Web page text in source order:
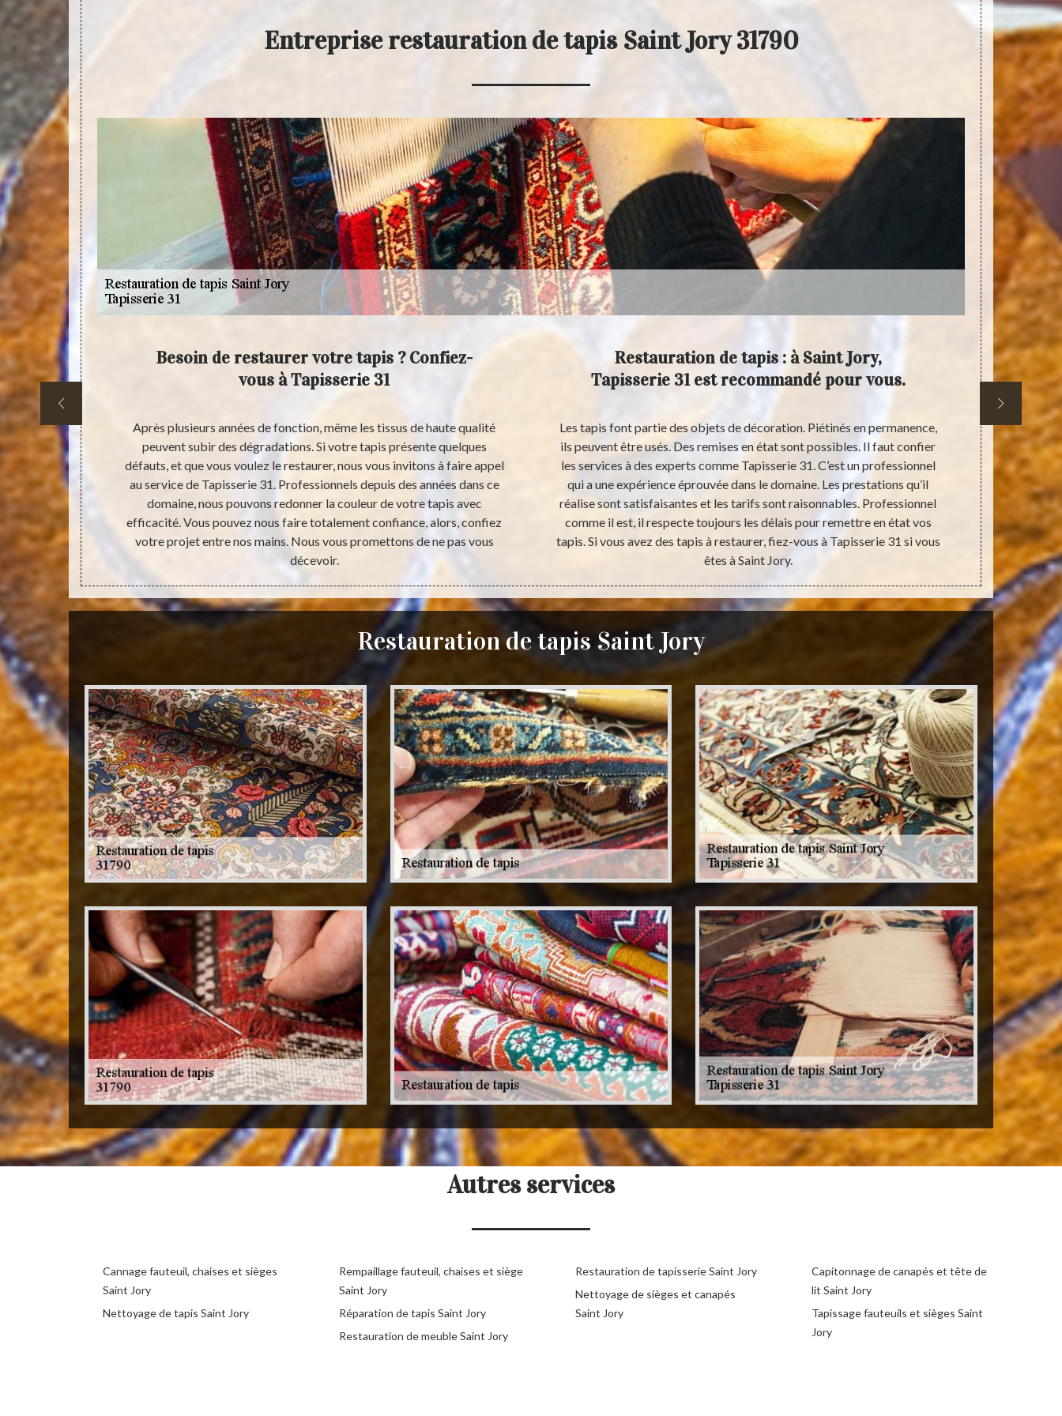
Entreprise restauration de tapis Saint Jory 31790
les
des
usés ou
en
réaliser
état de vos
Besoin de restaurer votre tapis ? Confiez-
vous à Tapisserie 31
Après plusieurs années de fonction, même les tissus de haute qualité
peuvent subir des dégradations. Si votre tapis présente quelques
défauts, et que vous voulez le restaurer, nous vous invitons à faire appel
au service de Tapisserie 31. Professionnels depuis des années dans ce
domaine, nous pouvons redonner la couleur de votre tapis avec
efficacité. Vous pouvez nous faire totalement confiance, alors, confiez
votre projet entre nos mains. Nous vous promettons de ne pas vous
décevoir.
Restauration de tapis : à Saint Jory,
Tapisserie 31 est recommandé pour vous.
Les tapis font partie des objets de décoration. Piétinés en permanence,
ils peuvent être usés. Des remises en état sont possibles. Il faut confier
les services à des experts comme Tapisserie 31. C’est un professionnel
qui a une expérience éprouvée dans le domaine. Les prestations qu’il
réalise sont satisfaisantes et les tarifs sont raisonnables. Professionnel
comme il est, il respecte toujours les délais pour remettre en état vos
tapis. Si vous avez des tapis à restaurer, fiez-vous à Tapisserie 31 si vous
êtes à Saint Jory.
Objets
tapis
état. Des
les
dispose
tapis. Les
Restauration de tapis Saint Jory
Autres services
Cannage fauteuil, chaises et sièges
Saint Jory
Nettoyage de tapis Saint Jory
Rempaillage fauteuil, chaises et siège
Saint Jory
Réparation de tapis Saint Jory
Restauration de meuble Saint Jory
Restauration de tapisserie Saint Jory
Nettoyage de sièges et canapés
Saint Jory
Capitonnage de canapés et tête de
lit Saint Jory
Tapissage fauteuils et sièges Saint
Jory